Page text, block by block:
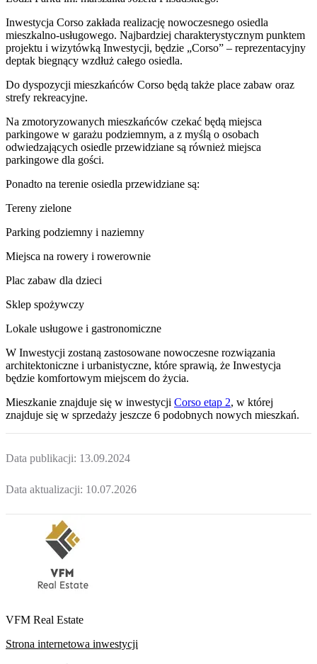
Inwestycja Corso zakłada realizację nowoczesnego osiedla
mieszkalno-usługowego. Najbardziej charakterystycznym punktem
projektu i wizytówką Inwestycji, będzie „Corso” – reprezentacyjny
deptak biegnący wzdłuż całego osiedla.
Do dyspozycji mieszkańców Corso będą także place zabaw oraz
strefy rekreacyjne.
Na zmotoryzowanych mieszkańców czekać będą miejsca
parkingowe w garażu podziemnym, a z myślą o osobach
odwiedzających osiedle przewidziane są również miejsca
parkingowe dla gości.
Ponadto na terenie osiedla przewidziane są:
Tereny zielone
Parking podziemny i naziemny
Miejsca na rowery i rowerownie
Plac zabaw dla dzieci
Sklep spożywczy
Lokale usługowe i gastronomiczne
W Inwestycji zostaną zastosowane nowoczesne rozwiązania
architektoniczne i urbanistyczne, które sprawią, że Inwestycja
będzie komfortowym miejscem do życia.
Mieszkanie znajduje się w inwestycji Corso etap 2, w której
znajduje się w sprzedaży jeszcze 6 podobnych nowych mieszkań.
Data publikacji: 13.09.2024
Data aktualizacji: 10.07.2026
VFM Real Estate
Strona internetowa inwestycji